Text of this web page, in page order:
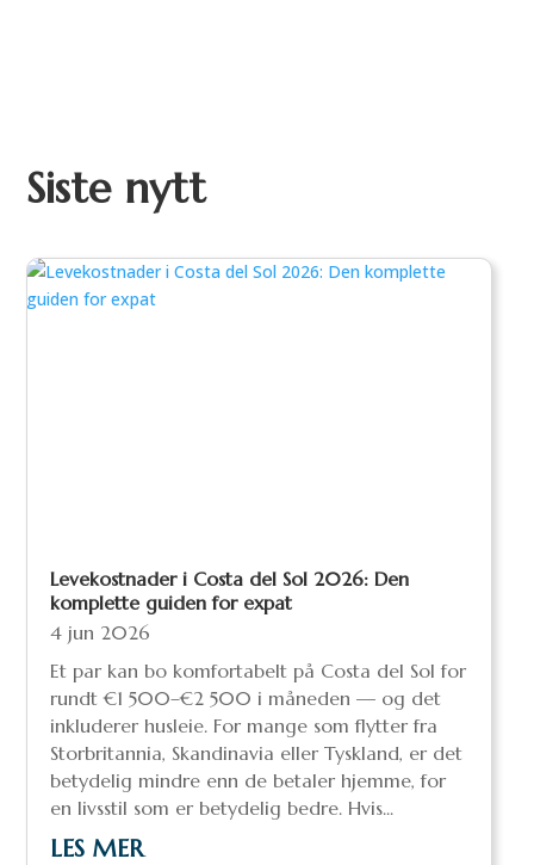
Siste nytt
Levekostnader i Costa del Sol 2026: Den
komplette guiden for expat
4 jun 2026
Et par kan bo komfortabelt på Costa del Sol for
rundt €1 500–€2 500 i måneden — og det
inkluderer husleie. For mange som flytter fra
Storbritannia, Skandinavia eller Tyskland, er det
betydelig mindre enn de betaler hjemme, for
en livsstil som er betydelig bedre. Hvis...
LES MER